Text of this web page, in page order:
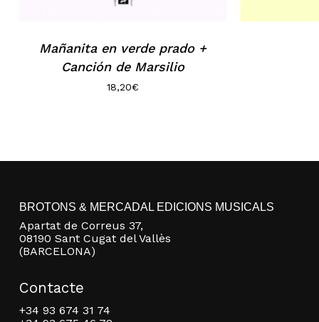
Mañanita en verde prado +
Canción de Marsilio
18,20€
BROTONS & MERCADAL EDICIONS MUSICALS
Apartat de Correus 37,
08190 Sant Cugat del Vallès
(BARCELONA)
Contacte
+34 93 674 31 74